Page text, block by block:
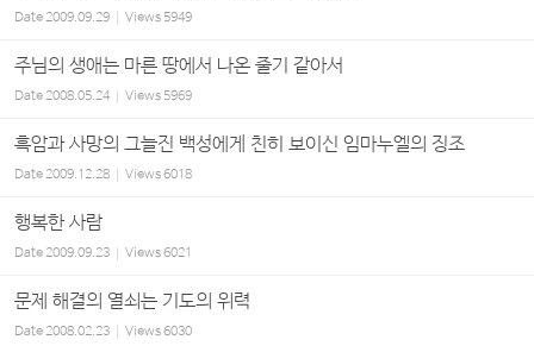
Date2009.09.29 Views 5949
주님의 생애는 마른 땅에서 나온 줄기 같아서
Date2008.05.24 Views 5969
흑암과 사망의 그늘진 백성에게 친히 보이신 임마누엘의 징조
Date2009.12.28 Views6018
행복한 사람
Date2009.09.23 Views6021
문제 해결의 열쇠는 기도의 위력
Date2008.02.23 Views6030